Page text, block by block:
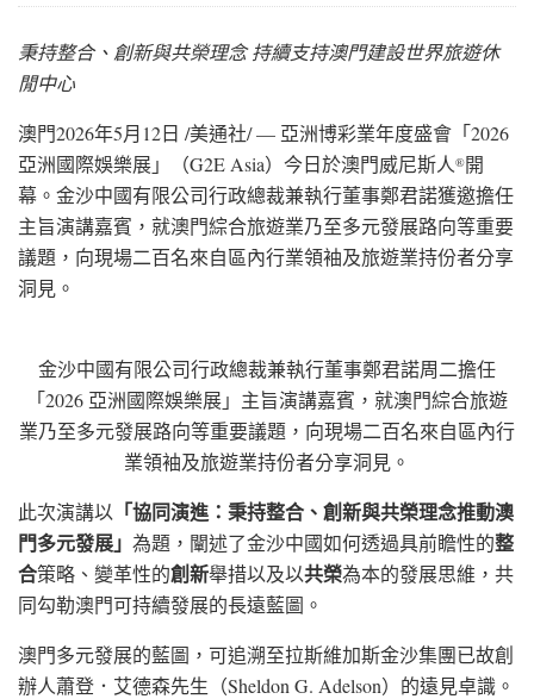
秉持整合、創新與共榮理念 持續支持澳門建設世界旅遊休
閒中心
澳門2026年5月12日 /美通社/ — 亞洲博彩業年度盛會「2026
亞洲國際娛樂展」（G2E Asia）今日於澳門威尼斯人®開
幕。金沙中國有限公司行政總裁兼執行董事鄭君諾獲邀擔任
主旨演講嘉賓，就澳門綜合旅遊業乃至多元發展路向等重要
議題，向現場二百名來自區內行業領袖及旅遊業持份者分享
洞見。
金沙中國有限公司行政總裁兼執行董事鄭君諾周二擔任
「2026 亞洲國際娛樂展」主旨演講嘉賓，就澳門綜合旅遊
業乃至多元發展路向等重要議題，向現場二百名來自區內行
業領袖及旅遊業持份者分享洞見。
此次演講以 「協同演進：秉持整合、創新與共榮理念推動澳
門多元發展」 為題，闡述了金沙中國如何透過具前瞻性的整
合策略、變革性的創新舉措以及以共榮為本的發展思維，共
同勾勒澳門可持續發展的長遠藍圖。
澳門多元發展的藍圖，可追溯至拉斯維加斯金沙集團已故創
辦人蕭登．艾德森先生（Sheldon G. Adelson）的遠見卓識。